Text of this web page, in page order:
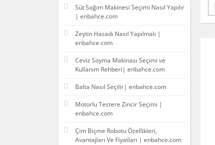
Süt Sağım Makinesi Seçimi Nasıl Yapılır
| enbahce.com
Zeytin Hasadı Nasıl Yapılmalı |
enbahce.com
Ceviz Soyma Makinası Seçimi ve
Kullanım Rehberi| enbahce.com
Balta Nasıl Seçilir| enbahce.com
Motorlu Testere Zincir Seçimi |
enbahce.com
Çim Biçme Robotu Özellikleri,
Avantajları Ve Fiyatları | enbahce.com